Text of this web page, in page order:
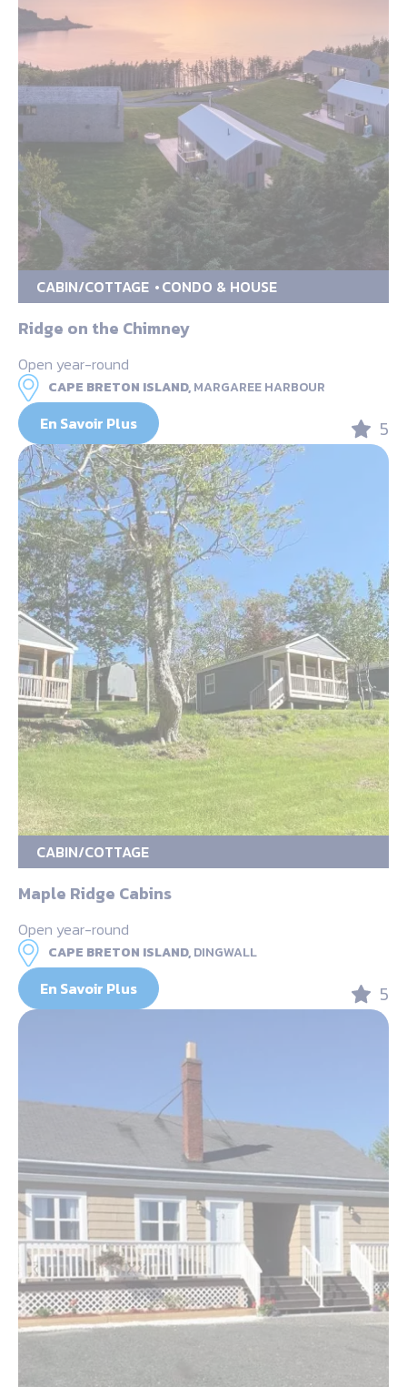
CABIN/COTTAGE CONDO & HOUSE
Ridge on the Chimney
Open year-round
CAPE BRETON ISLAND,MARGAREE HARBOUR
En Savoir Plus 5
CABIN/COTTAGE
Maple Ridge Cabins
Open year-round
CAPE BRETON ISLAND,DINGWALL
En Savoir Plus 5